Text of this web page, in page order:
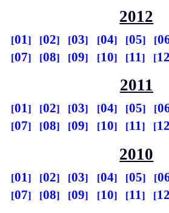
2012
01 02 03 04 05
07
08 09 10 11
2011
01 02 03 04 05
07
08 09 10 11
2010
01 02 03 04 05
07
08 09 10 11